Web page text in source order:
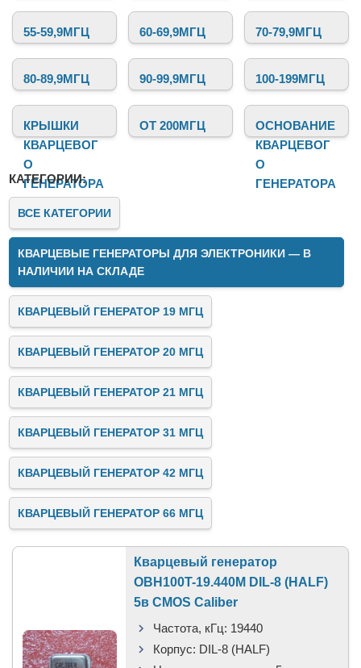
55-59,9МГЦ 60-69,9МГЦ 70-79,9МГЦ
80-89,9МГЦ 90-99,9МГЦ 100-199МГЦ
КРЫШКИ
КВАРЦЕВОГ
О
ГЕНЕРАТОРА
ОТ 200МГЦ
ОСНОВАНИЕ
КВАРЦЕВОГ
О
ГЕНЕРАТОРА
КАТЕГОРИИ:
ВСЕ КАТЕГОРИИ
КВАРЦЕВЫЕ ГЕНЕРАТОРЫ ДЛЯ ЭЛЕКТРОНИКИ — В
НАЛИЧИИ НА СКЛАДЕ
КВАРЦЕВЫЙ ГЕНЕРАТОР 19 МГЦ
КВАРЦЕВЫЙ ГЕНЕРАТОР 20 МГЦ
КВАРЦЕВЫЙ ГЕНЕРАТОР 21 МГЦ
КВАРЦЕВЫЙ ГЕНЕРАТОР 31 МГЦ
КВАРЦЕВЫЙ ГЕНЕРАТОР 42 МГЦ
КВАРЦЕВЫЙ ГЕНЕРАТОР 66 МГЦ
Кварцевый генератор
OBH100T-19.440M DIL-8 (HALF)
5в CMOS Caliber
Частота, кГц: 19440
Корпус: DIL-8 (HALF)